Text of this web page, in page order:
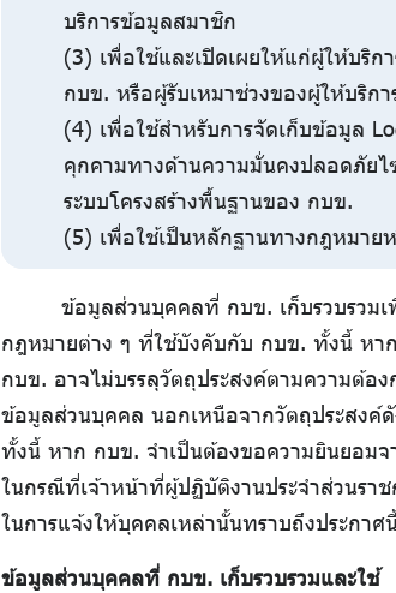
บริการข้อมูลสมาชิก
(3) เพื่อใช้และเปิดเผยให้แก่ผู้ให้บริ
กบข. หรือผู้รับเหมาช่วงของผู้ให้บริ
(4) เพื่อใช้สำหรับการจัดเก็บข้อมูล
คุกคามทางด้านความมั่นคงปลอดภัยไ
ระบบโครงสร้างพื้นฐานของ กบข.
(5) เพื่อใช้เป็นหลักฐานทางกฎหมายห
ข้อมูลส่วนบุคคลที่ กบข. เก็บรวบรวม
กฎหมายต่าง ๆ ที่ใช้บังคับกับ กบข. ทั้งนี้ หา
กบข. อาจไม่บรรลุวัตถุประสงค์ตามความต้อ
ข้อมูลส่วนบุคคล นอกเหนือจากวัตถุประสงค์
ทั้งนี้ หาก กบข. จำเป็นต้องขอความยินยอม
ในกรณีที่เจ้าหน้าที่ผู้ปฏิบัติงานประจำส่วนรา
ในการแจ้งให้บุคคลเหล่านั้นทราบถึงประกา
ข้อมูลส่วนบุคคลที่ กบข. เก็บรวบรวมและใช้